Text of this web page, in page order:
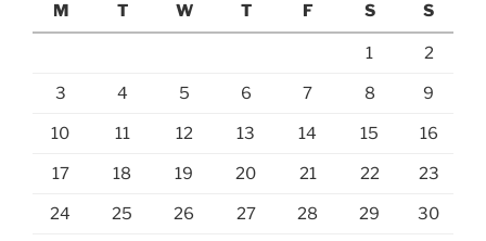
M
T W T F S S
1 2
3 4 5 6 7 8 9
10 11 12 13 14 15 16
17 18 19 20 21 22 23
24 25 26 27 28 29 30